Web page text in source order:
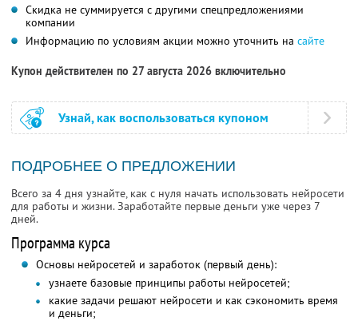
Скидка не суммируется с другими спецпредложениями
компании
Информацию по условиям акции можно уточнить на сайте
Купон действителен по 27 августа 2026 включительно
Узнай, как воспользоваться купоном
ПОДРОБНЕЕ О ПРЕДЛОЖЕНИИ
Всего за 4 дня узнайте, как с нуля начать использовать нейросети
для работы и жизни. Заработайте первые деньги уже через 7
дней.
Программа курса
Основы нейросетей и заработок (первый день):
узнаете базовые принципы работы нейросетей;
какие задачи решают нейросети и как сэкономить время
и деньги;